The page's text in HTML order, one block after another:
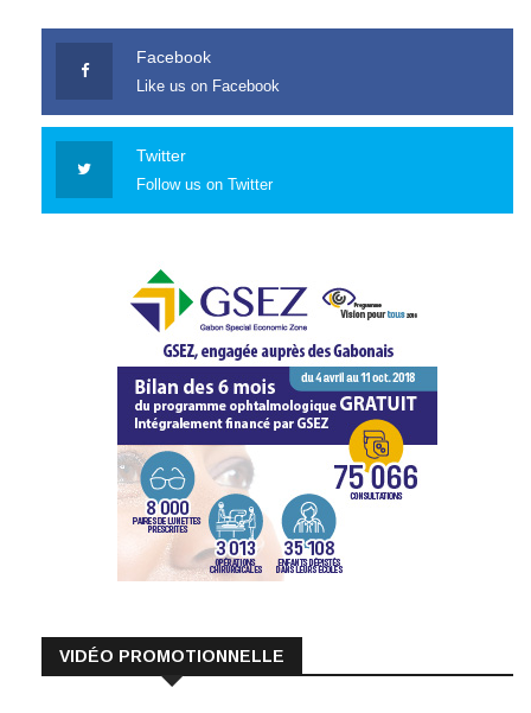
Facebook
Like us on Facebook
Twitter
Follow us on Twitter
VIDÉO PROMOTIONNELLE